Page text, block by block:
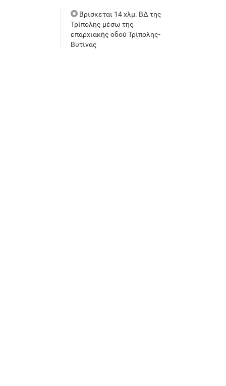
Βρίσκεται 14 χλμ. ΒΔ της
Τρίπολης μέσω της
επαρχιακής οδού Τρίπολης-
Βυτίνας